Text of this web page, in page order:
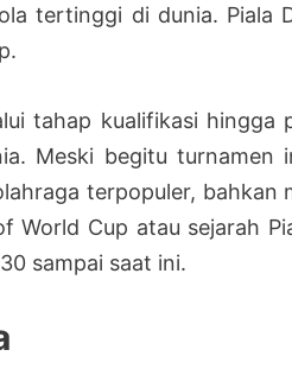
tertinggi di dunia. Piala
tahap kualifikasi hingga
Meski begitu turnamen
terpopuler, bahkan
World Cup atau sejarah
sampai saat ini.